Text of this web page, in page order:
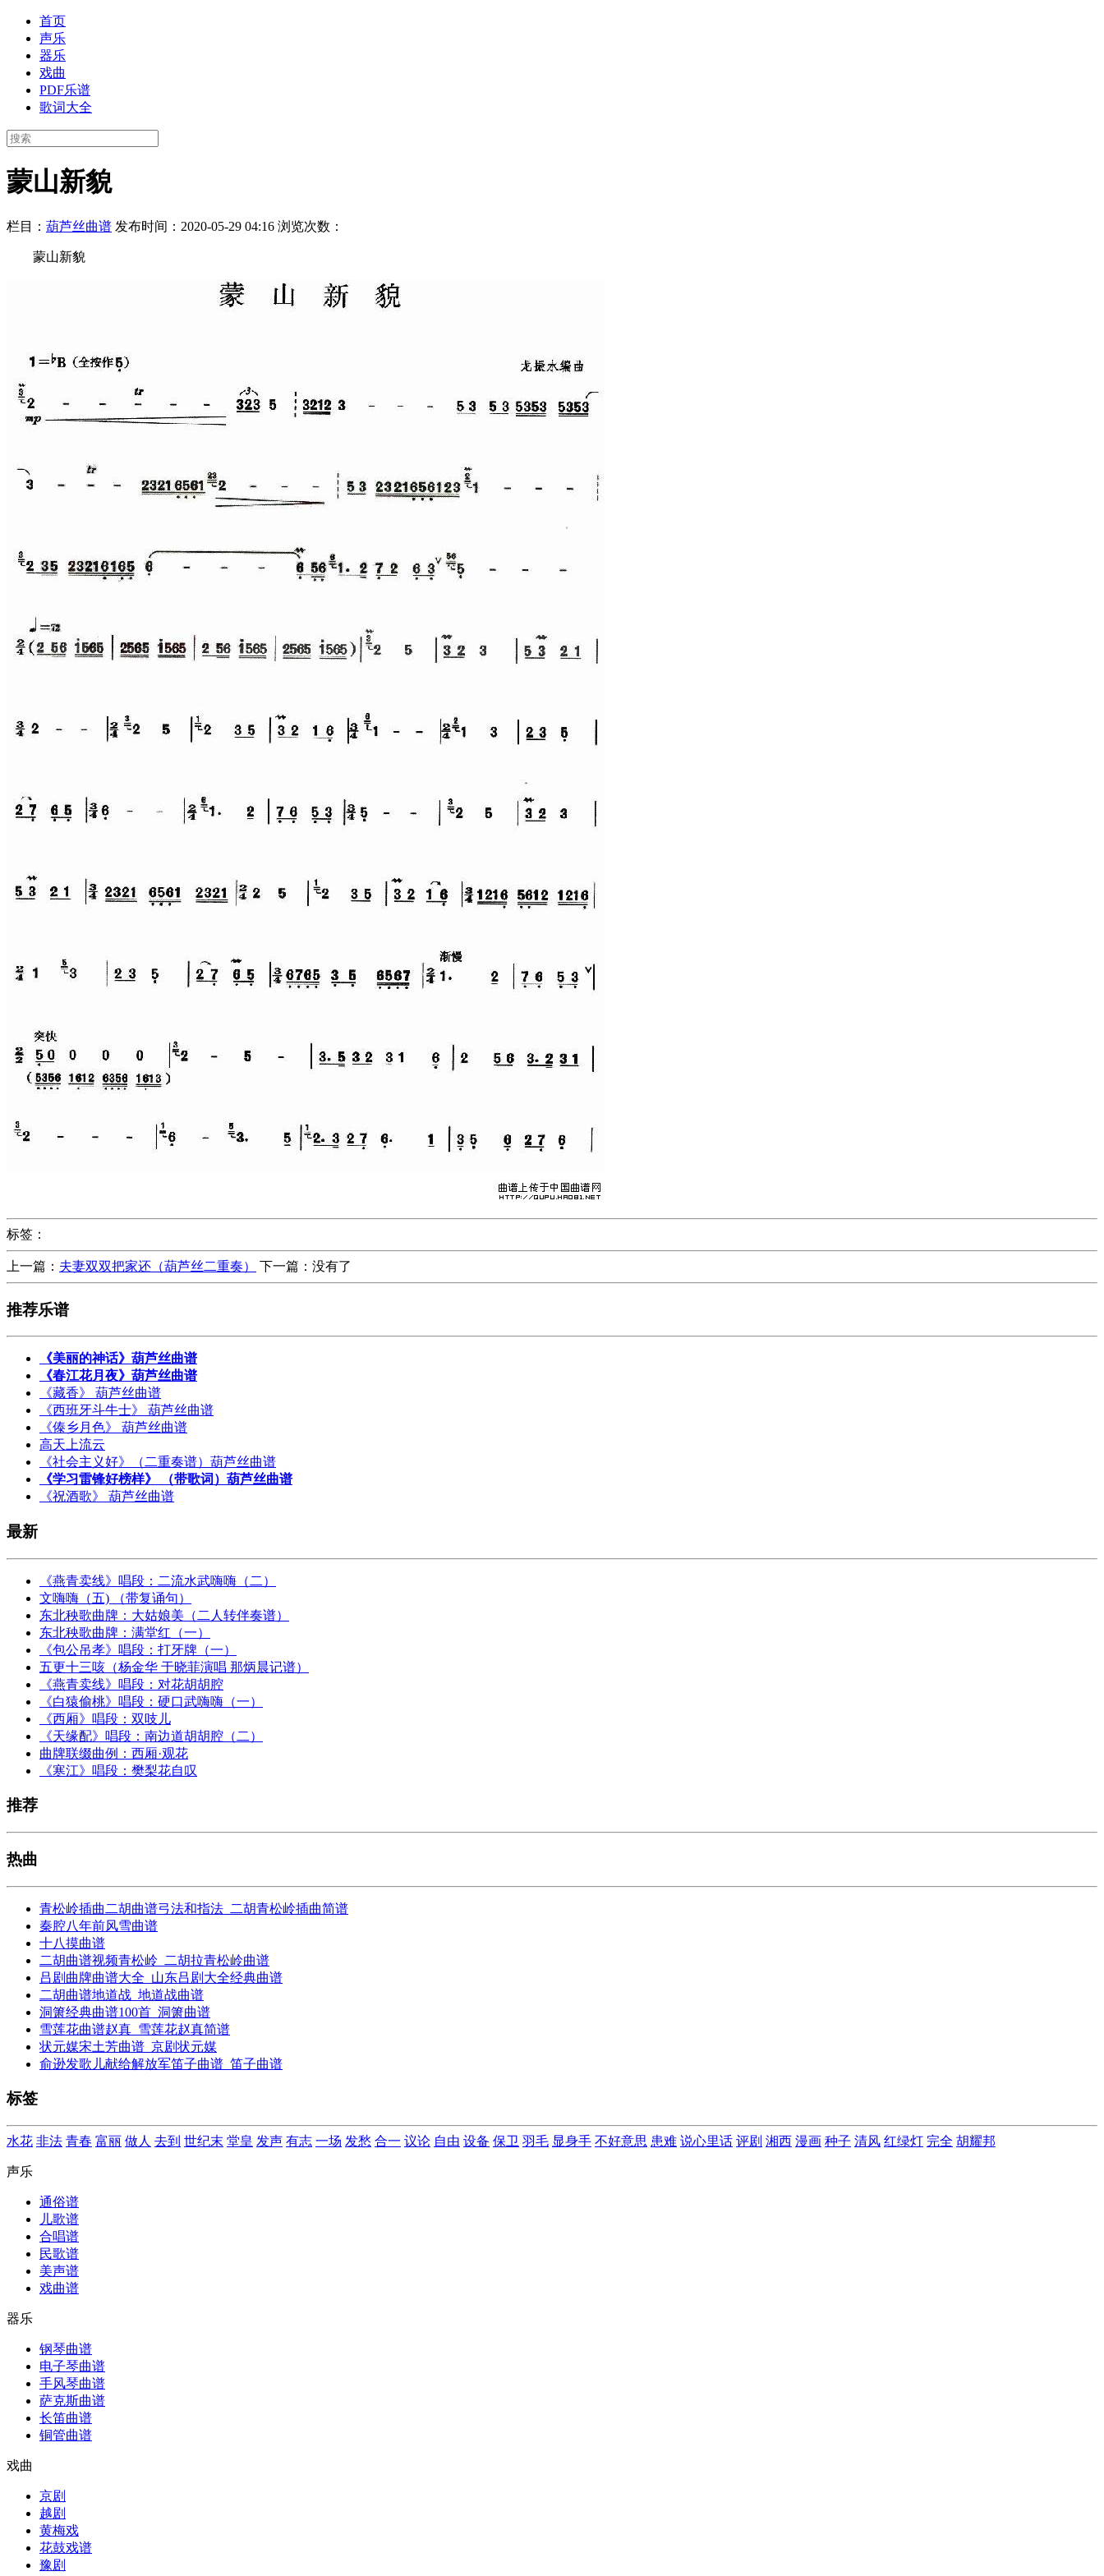
首页
声乐
器乐
戏曲
PDF乐谱
歌词大全
蒙山新貌
栏目： 葫芦丝曲谱 发布时间：2020-05-29 04:16 浏览次数：
蒙山新貌
标签：
上一篇： 夫妻双双把家还（葫芦丝二重奏） 下一篇：没有了
推荐乐谱
《美丽的神话》葫芦丝曲谱
《春江花月夜》葫芦丝曲谱
《藏香》 葫芦丝曲谱
《西班牙斗牛士》 葫芦丝曲谱
《傣乡月色》 葫芦丝曲谱
高天上流云
《社会主义好》（二重奏谱）葫芦丝曲谱
《学习雷锋好榜样》 （带歌词）葫芦丝曲谱
《祝酒歌》 葫芦丝曲谱
最新
《燕青卖线》唱段：二流水武嗨嗨（二）
文嗨嗨（五) （带复诵句）
东北秧歌曲牌：大姑娘美（二人转伴奏谱）
东北秧歌曲牌：满堂红（一）
《包公吊孝》唱段：打牙牌（一）
五更十三咳（杨金华 于晓菲演唱 那炳晨记谱）
《燕青卖线》唱段：对花胡胡腔
《白猿偷桃》唱段：硬口武嗨嗨（一）
《西厢》唱段：双吱儿
《天缘配》唱段：南边道胡胡腔（二）
曲牌联缀曲例：西厢·观花
《寒江》唱段：樊梨花自叹
推荐
热曲
青松岭插曲二胡曲谱弓法和指法_二胡青松岭插曲简谱
秦腔八年前风雪曲谱
十八摸曲谱
二胡曲谱视频青松岭_二胡拉青松岭曲谱
吕剧曲牌曲谱大全_山东吕剧大全经典曲谱
二胡曲谱地道战_地道战曲谱
洞箫经典曲谱100首_洞箫曲谱
雪莲花曲谱赵真_雪莲花赵真简谱
状元媒宋土芳曲谱_京剧状元媒
俞逊发歌儿献给解放军笛子曲谱_笛子曲谱
标签
水花 非法 青春 富丽 做人 去到 世纪末 堂皇 发声 有志 一场 发愁 合一 议论 自由 设备 保卫 羽毛 显身手 不好意思 患难 说心里话 评剧 湘西 漫画 种子 清风 红绿灯 完全 胡耀邦
声乐
通俗谱
儿歌谱
合唱谱
民歌谱
美声谱
戏曲谱
器乐
钢琴曲谱
电子琴曲谱
手风琴曲谱
萨克斯曲谱
长笛曲谱
铜管曲谱
戏曲
京剧
越剧
黄梅戏
花鼓戏谱
豫剧